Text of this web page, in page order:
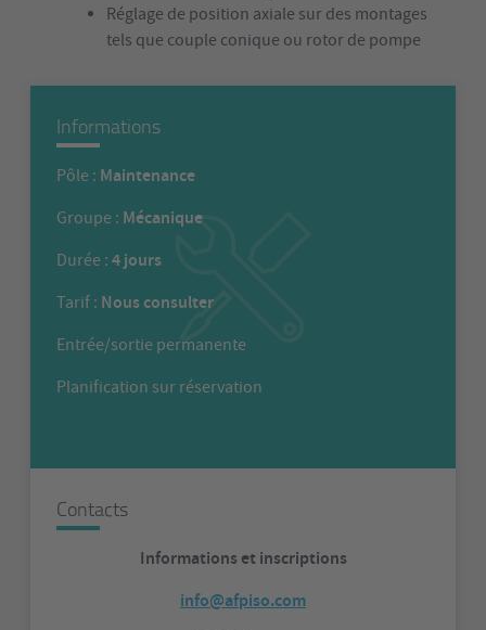
Réglage de position axiale sur des montages
tels que couple conique ou rotor de pompe
Informations
Pôle : Maintenance
Groupe : Mécanique
Durée : 4 jours
Tarif : Nous consulter
Entrée/sortie permanente
Planification sur réservation
Contacts
Informations et inscriptions
info@afpiso.com